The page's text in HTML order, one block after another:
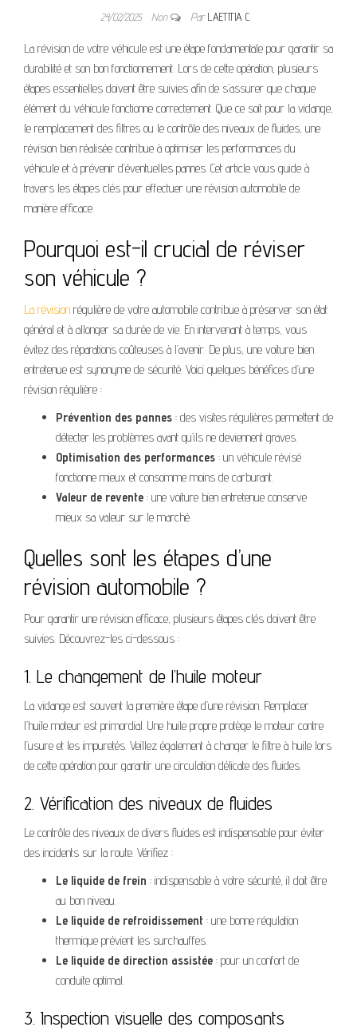
24/02/2025 Non ParLAETITIA C
La révision de votre véhicule est une étape fondamentale pour garantir sa
durabilité et son bon fonctionnement. Lors de cette opération, plusieurs
étapes essentielles doivent être suivies afin de s’assurer que chaque
élément du véhicule fonctionne correctement. Que ce soit pour la vidange,
le remplacement des filtres ou le contrôle des niveaux de fluides, une
révision bien réalisée contribue à optimiser les performances du
véhicule et à prévenir d’éventuelles pannes. Cet article vous guide à
travers les étapes clés pour effectuer une révision automobile de
manière efficace.
Pourquoi est-il crucial de réviser
son véhicule ?
La révision régulière de votre automobile contribue à préserver son état
général et à allonger sa durée de vie. En intervenant à temps, vous
évitez des réparations coûteuses à l’avenir. De plus, une voiture bien
entretenue est synonyme de sécurité. Voici quelques bénéfices d’une
révision régulière :
Prévention des pannes : des visites régulières permettent de
détecter les problèmes avant qu’ils ne deviennent graves.
Optimisation des performances : un véhicule révisé
fonctionne mieux et consomme moins de carburant.
Valeur de revente : une voiture bien entretenue conserve
mieux sa valeur sur le marché.
Quelles sont les étapes d’une
révision automobile ?
Pour garantir une révision efficace, plusieurs étapes clés doivent être
suivies. Découvrez-les ci-dessous :
1. Le changement de l’huile moteur
La vidange est souvent la première étape d’une révision. Remplacer
l’huile moteur est primordial. Une huile propre protège le moteur contre
l’usure et les impuretés. Veillez également à changer le filtre à huile lors
de cette opération pour garantir une circulation délicate des fluides.
2. Vérification des niveaux de fluides
Le contrôle des niveaux de divers fluides est indispensable pour éviter
des incidents sur la route. Vérifiez :
Le liquide de frein : indispensable à votre sécurité, il doit être
au bon niveau.
Le liquide de refroidissement : une bonne régulation
thermique prévient les surchauffes.
Le liquide de direction assistée : pour un confort de
conduite optimal.
3. Inspection visuelle des composants